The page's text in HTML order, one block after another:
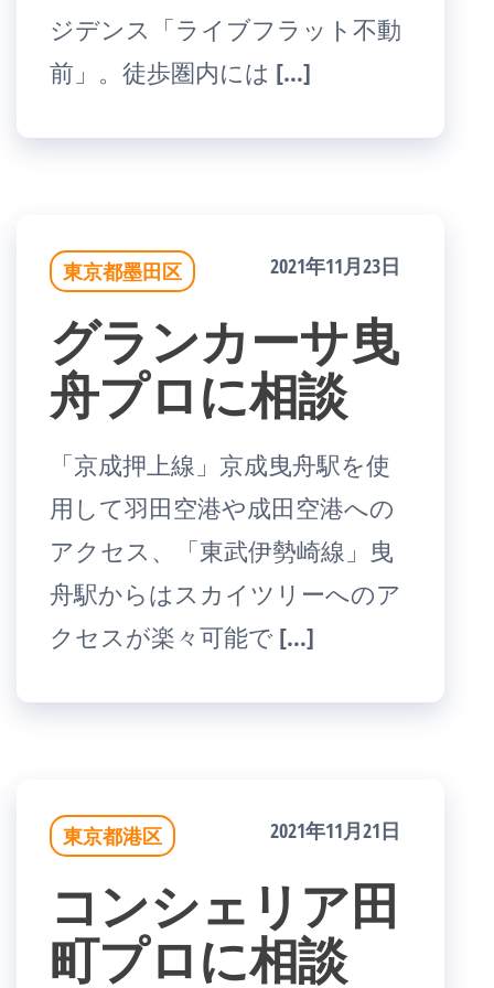
ジデンス「ライブフラット不動
前」。徒歩圏内には […]
東京都墨田区 2021年11月23日
グランカーサ曳
舟プロに相談
「京成押上線」京成曳舟駅を使
用して羽田空港や成田空港への
アクセス、「東武伊勢崎線」曳
舟駅からはスカイツリーへのア
クセスが楽々可能で […]
東京都港区 2021年11月21日
コンシェリア田
町プロに相談